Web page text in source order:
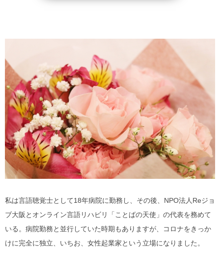
私は言語聴覚士として18年病院に勤務し、その後、NPO法人Reジョ
ブ大阪とオンライン言語リハビリ「ことばの天使」の代表を務めて
いる。病院勤務と並行していた時期もありますが、コロナをきっか
けに完全に独立、いちお、女性起業家という立場になりました。